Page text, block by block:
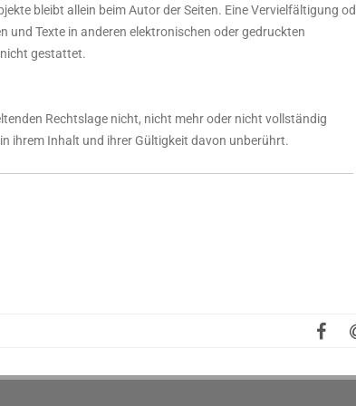
bleibt allein beim Autor der Seiten. Eine Vervielfältigung
und Texte in anderen elektronischen oder gedruckten
gestattet.
Rechtslage nicht, nicht mehr oder nicht vollständig
ihrem Inhalt und ihrer Gültigkeit davon unberührt.